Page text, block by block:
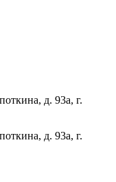
д. 93а, г.
д. 93а, г.